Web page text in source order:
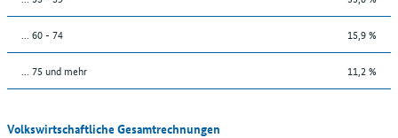
... 60 - 74 15,9 %
... 75 und mehr 11,2 %
Volkswirtschaftliche Gesamtrechnungen